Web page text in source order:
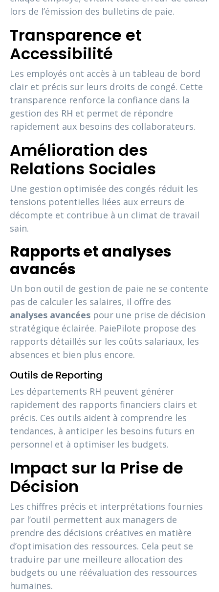
lors de l’émission des bulletins de paie.
Transparence et
Accessibilité
Les employés ont accès à un tableau de bord
clair et précis sur leurs droits de congé. Cette
transparence renforce la confiance dans la
gestion des RH et permet de répondre
rapidement aux besoins des collaborateurs.
Amélioration des
Relations Sociales
Une gestion optimisée des congés réduit les
tensions potentielles liées aux erreurs de
décompte et contribue à un climat de travail
sain.
Rapports et analyses
avancés
Un bon outil de gestion de paie ne se contente
pas de calculer les salaires, il offre des
analyses avancées pour une prise de décision
stratégique éclairée. PaiePilote propose des
rapports détaillés sur les coûts salariaux, les
absences et bien plus encore.
Outils de Reporting
Les départements RH peuvent générer
rapidement des rapports financiers clairs et
précis. Ces outils aident à comprendre les
tendances, à anticiper les besoins futurs en
personnel et à optimiser les budgets.
Impact sur la Prise de
Décision
Les chiffres précis et interprétations fournies
par l’outil permettent aux managers de
prendre des décisions créatives en matière
d’optimisation des ressources. Cela peut se
traduire par une meilleure allocation des
budgets ou une réévaluation des ressources
humaines.